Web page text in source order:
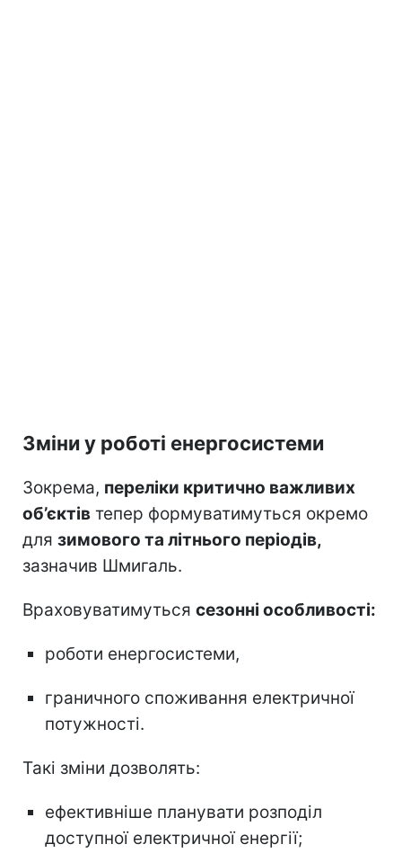
Зміни у роботі енергосистеми
Зокрема, переліки критично важливих
об’єктів тепер формуватимуться окремо
для зимового та літнього періодів,
зазначив Шмигаль.
Враховуватимуться сезонні особливості:
роботи енергосистеми,
граничного споживання електричної
потужності.
Такі зміни дозволять:
ефективніше планувати розподіл
доступної електричної енергії;